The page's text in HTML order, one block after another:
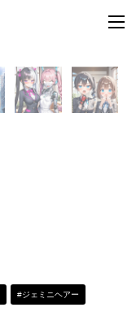
t
o
l
e
a
v
#ジェミニヘアー